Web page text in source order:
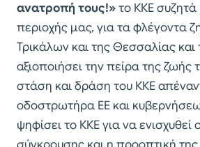
ανατροπή τους!»το ΚΚΕ
περιοχής μας, για τα φλέγοντα
Τρικάλων και της Θεσσαλίας και
αξιοποιήσει την πείρα της ζωής
στάση και δράση του ΚΚΕ
οδοστρωτήρα ΕΕ και
ψηφίσει το ΚΚΕ για να ενισχυθεί